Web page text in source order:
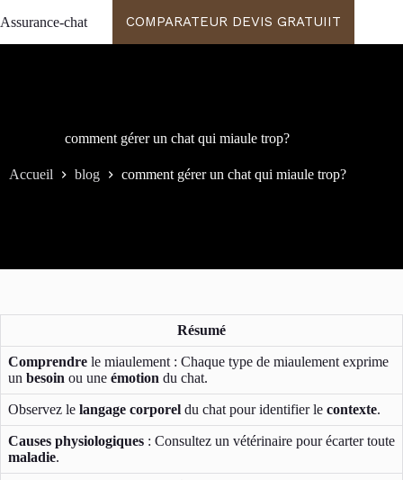
au
Assurance-chat COMPARATEUR DEVIS GRATUIIT
comment gérer un chat qui miaule trop?
Accueil blog comment gérer un chat qui miaule trop?
Résumé
Comprendre le miaulement : Chaque type de miaulement exprime
un besoin ou une émotion du chat.
Observez le langage corporel du chat pour identifier le contexte.
Causes physiologiques : Consultez un vétérinaire pour écarter toute
maladie.